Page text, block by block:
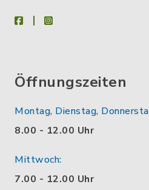
facebookinstagram
Öffnungszeiten
Montag, Dienstag,
8.00 - 12.00 Uhr
Mittwoch:
7.00 - 12.00 Uhr